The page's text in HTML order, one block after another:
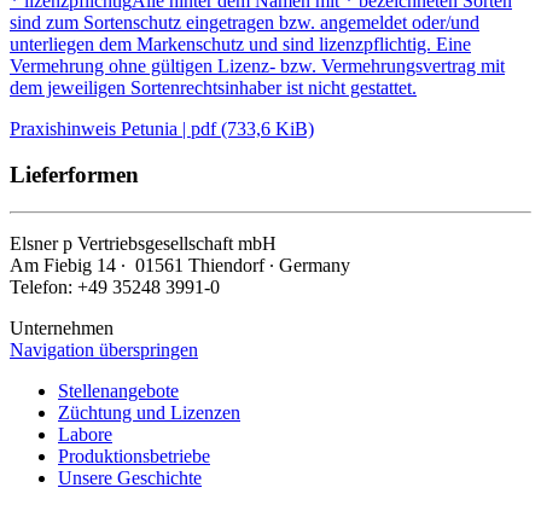
sind zum Sortenschutz eingetragen bzw. angemeldet oder/und
unterliegen dem Markenschutz und sind lizenzpflichtig. Eine
Vermehrung ohne gültigen Lizenz- bzw. Vermehrungsvertrag mit
dem jeweiligen Sortenrechtsinhaber ist nicht gestattet.
Praxishinweis Petunia | pdf (733,6 KiB)
Lieferformen
Elsnerp Vertriebsgesellschaft mbH
Am Fiebig 14 ∙ 01561 Thiendorf ∙ Germany
Telefon: +49 35248 3991-0
Unternehmen
Navigation überspringen
Stellenangebote
Züchtung und Lizenzen
Labore
Produktionsbetriebe
Unsere Geschichte